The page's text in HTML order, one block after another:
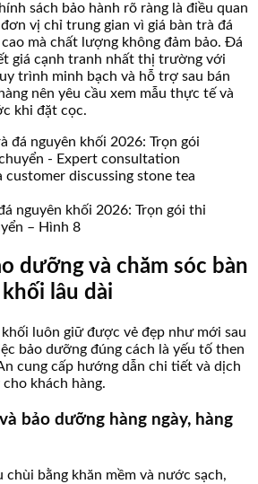
sách bảo hành rõ ràng là điều quan
vị chỉ trung gian vì giá bàn trà đá
mà chất lượng không đảm bảo. Đá
giá cạnh tranh nhất thị trường với
trình minh bạch và hỗ trợ sau bán
nên yêu cầu xem mẫu thực tế và
khi đặt cọc.
nguyên khối 2026: Trọn gói thi
– Hình 8
dưỡng và chăm sóc bàn
lâu dài
luôn giữ được vẻ đẹp như mới sau
bảo dưỡng đúng cách là yếu tố then
cung cấp hướng dẫn chi tiết và dịch
khách hàng.
bảo dưỡng hàng ngày, hàng
chùi bằng khăn mềm và nước sạch,